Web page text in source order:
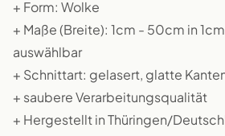
+ Form: Wolke
+ Maße (Breite): 1cm - 50cm in
auswählbar
+ Schnittart: gelasert, glatte
+ saubere Verarbeitungsqualität
+ Hergestellt in Thüringen/